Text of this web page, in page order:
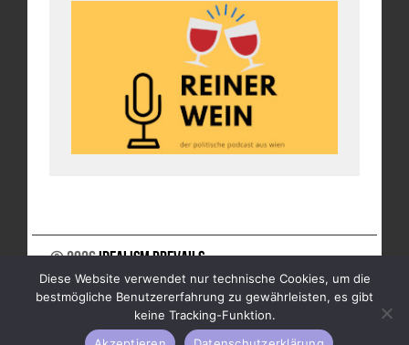
© 2026Idealism Prevails
UNTERSTÜTZE UNS
NEWSLETTER
IMPRESSUM
Diese Website verwendet nur technische Cookies, um die
bestmögliche Benutzererfahrung zu gewährleisten, es gibt
keine Tracking-Funktion.